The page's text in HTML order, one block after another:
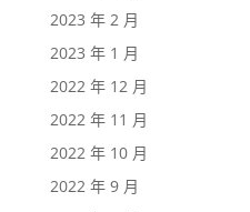
2023 年 2 月
2023 年 1 月
2022 年 12 月
2022 年 11 月
2022 年 10 月
2022 年 9 月